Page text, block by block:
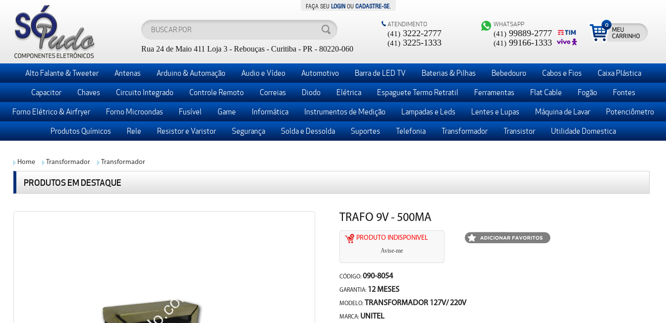
FAÇA SEU LOGIN OUCADASTRE-SE
Rua 24 de Maio 411 Loja 3 - Rebouças - Curitiba - PR - 80220-060
ATENDIMENTO
(41) 3222-2777
(41) 3225-1333
WHATSAPP
(41) 99889-2777
(41) 99166-1333
0
Alto Falante & Tweeter Antenas Arduino & Automação Audio e Vídeo Automotivo Barra de LED TV Baterias & Pilhas Bebedouro Cabos e Fios Caixa Plástica
Capacitor Chaves Circuito Integrado Controle Remoto Correias Diodo Elétrica Espaguete Termo Retratil Ferramentas Flat Cable Fogão Fontes
Forno Elétrico & Airfryer Forno Microondas Fusível Game Informática Instrumentos de Medição Lampadas e Leds Lentes e Lupas Máquina de Lavar Potenciômetro
Produtos Químicos Rele Resistor e Varistor Segurança Solda e Dessolda Suportes Telefonia Transformador Transistor Utilidade Domestica
Home Transformador Transformador
PRODUTOS EM DESTAQUE
TRAFO 9V - 500MA
PRODUTO INDISPONIVEL
Avise-me
CÓDIGO: 090-8054
GARANTIA: 12 MESES
MODELO: TRANSFORMADOR 127V/ 220V
MARCA: UNITEL